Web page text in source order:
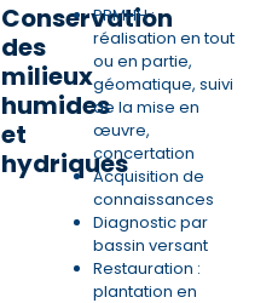
Conservation
des
milieux
humides
et
hydriques
PRMHH :
réalisation en tout
ou en partie,
géomatique, suivi
de la mise en
œuvre,
concertation
Acquisition de
connaissances
Diagnostic par
bassin versant
Restauration :
plantation en